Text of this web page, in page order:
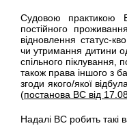
Судовою практикою
постійного
відновлення статус-
чи утримання дитини
спільного піклування,
також права іншого з
згоди якого/якої
(постанова ВС від
Надалі ВС робить такі